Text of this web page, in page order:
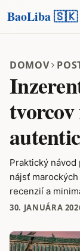
BaoLiba 🇸🇰
DOMOV
Praktický
nájsť
recenzií a
30. JANUÁRA